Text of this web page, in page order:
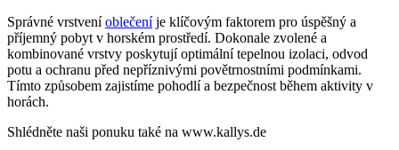
Správné vrstveníoblečeníje klíčovým faktorem pro úspěšný a
příjemný pobyt v horském prostředí. Dokonale zvolené a
kombinované vrstvy poskytují optimální tepelnou izolaci, odvod
potu a ochranu před nepříznivými povětrnostními podmínkami.
Tímto způsobem zajistíme pohodlí a bezpečnost během aktivity v
horách.
Shlédněte naši ponuku také na www.kallys.de